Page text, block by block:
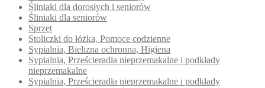
Śliniaki dla dorosłych i seniorów
Śliniaki dla seniorów
Sprzęt
Stoliczki do łóżka, Pomoce codzienne
Sypialnia, Bielizna ochronna, Higiena
Sypialnia, Prześcieradła nieprzemakalne i podkłady
nieprzemakalne
Sypialnia, Prześcieradła nieprzemakalne i podkłady